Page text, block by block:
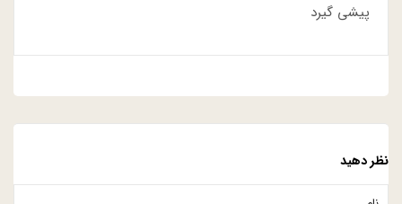
پیشی گیرد
نظر دهید